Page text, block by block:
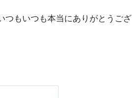
つもいつも本当にありがとうござ